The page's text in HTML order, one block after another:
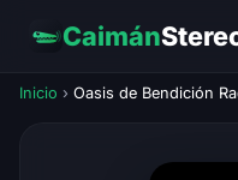
Caimán
Inicio › Oasis de Bendición